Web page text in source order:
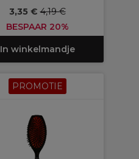
3,35 €4,19 €
BESPAAR 20%
In winkelmandje
PROMOTIE